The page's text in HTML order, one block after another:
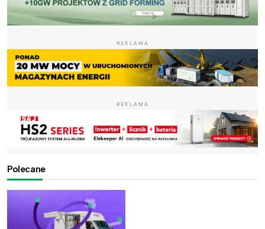
REKLAMA
REKLAMA
Polecane